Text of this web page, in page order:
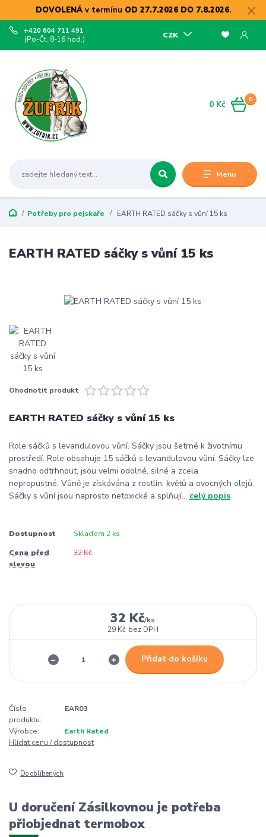
DOVOLENÁv termínu OD 27.7.2026 DO 7.8.2026.
Menu
CZK
+420 604 711 491
(Po-Čt, 8-16 hod.)
0
0 Kč
Potřeby pro pejskaře EARTH RATED sáčky s vůní 15 ks
EARTH RATED sáčky s vůní 15 ks
Ohodnotit produkt
EARTH RATED sáčky s vůní 15 ks
Role sáčků s levandulovou vůní. Sáčky jsou šetrné k životnímu
prostředí. Role obsahuje 15 sáčků s levandulovou vůní. Sáčky lze
snadno odtrhnout, jsou velmi odolné, silné a zcela
nepropustné. Vůně je získávána z rostlin, květů a ovocných olejů.
Sáčky s vůní jsou naprosto netoxické a splňují... celý popis
Dostupnost Skladem 2 ks
Cena před
slevou
32 Kč
32 Kč/ks
29 Kč bez DPH
Přidat do košíku
Číslo
produktu:
EAR03
Výrobce:
Earth Rated
Hlídat cenu / dostupnost
Do oblíbených
U doručení Zásilkovnou je potřeba
přiobjednat termobox